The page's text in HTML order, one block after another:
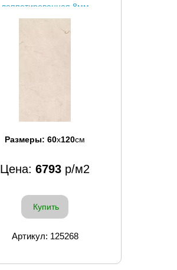
лаппатированная 8мм
Размеры: 60x120см
Цена: 6793 р/м2
Купить
Артикул: 125268